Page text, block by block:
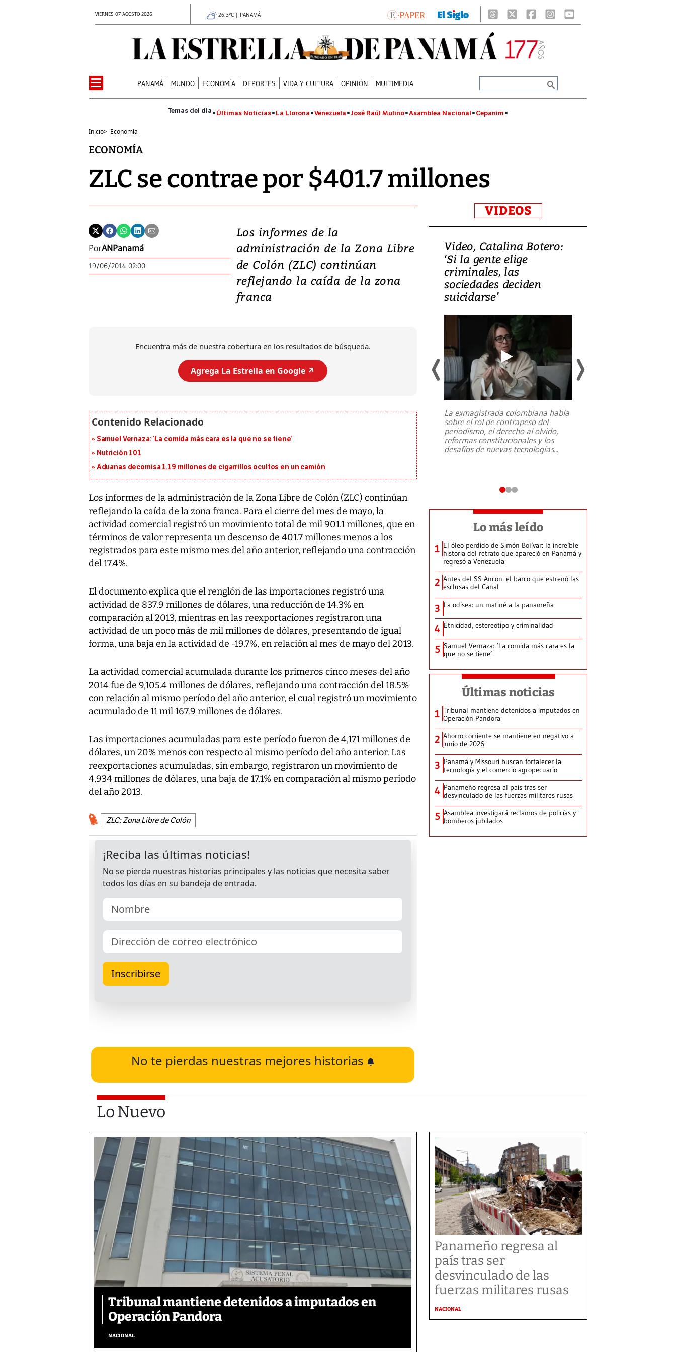
VIERNES 07 AGOSTO 2026 26.3°C | PANAMÁ
PANAMÁ MUNDO ECONOMÍA DEPORTES VIDA Y CULTURA OPINIÓN MULTIMEDIA
Últimas Noticias La Llorona Venezuela José Raúl Mulino Asamblea Nacional Cepanim
Inicio> Economía
ECONOMÍA
ZLC se contrae por $401.7 millones
PorANPanamá
19/06/2014 02:00
Los informes de la
administración de la Zona Libre
de Colón (ZLC) continúan
reflejando la caída de la zona
franca
Encuentra más de nuestra cobertura en los resultados de búsqueda.
Agrega La Estrella en Google ↗️
Samuel Vernaza: ‘La comida más cara es la que no se tiene’
Nutrición 101
Aduanas decomisa 1,19 millones de cigarrillos ocultos en un camión
Los informes de la administración de la Zona Libre de Colón (ZLC) continúan
reflejando la caída de la zona franca. Para el cierre del mes de mayo, la
actividad comercial registró un movimiento total de mil 901.1 millones, que en
términos de valor representa un descenso de 401.7 millones menos a los
registrados para este mismo mes del año anterior, reflejando una contracción
del 17.4%.
El documento explica que el renglón de las importaciones registró una
actividad de 837.9 millones de dólares, una reducción de 14.3% en
comparación al 2013, mientras en las reexportaciones registraron una
actividad de un poco más de mil millones de dólares, presentando de igual
forma, una baja en la actividad de -19.7%, en relación al mes de mayo del 2013.
La actividad comercial acumulada durante los primeros cinco meses del año
2014 fue de 9,105.4 millones de dólares, reflejando una contracción del 18.5%
con relación al mismo período del año anterior, el cual registró un movimiento
acumulado de 11 mil 167.9 millones de dólares.
Las importaciones acumuladas para este período fueron de 4,171 millones de
dólares, un 20% menos con respecto al mismo período del año anterior. Las
reexportaciones acumuladas, sin embargo, registraron un movimiento de
4,934 millones de dólares, una baja de 17.1% en comparación al mismo período
del año 2013.
ZLC: Zona Libre de Colón
No te pierdas nuestras mejores historias
VIDEOS
Video, Japón: Terremoto
deja heridos y graves
daños en Kumamoto
al sur de Japón, provocando una
Video, Catalina Botero:
‘Si la gente elige
criminales, las
sociedades deciden
suicidarse’
La exmagistrada colombiana habla
sobre el rol de contrapeso del
periodismo, el derecho al olvido,
reformas constitucionales y los
desafíos de nuevas tecnologías...
Lo más leído
1 El óleo perdido de Simón Bolívar: la increíble
historia del retrato que apareció en Panamá y
regresó a Venezuela
2 Antes del SS Ancon: el barco que estrenó las
esclusas del Canal
3 La odisea: un matiné a la panameña
4 Etnicidad, estereotipo y criminalidad
5 Samuel Vernaza: ‘La comida más cara es la
que no se tiene’
Últimas noticias
1 Tribunal mantiene detenidos a imputados en
Operación Pandora
2 Ahorro corriente se mantiene en negativo a
junio de 2026
3 Panamá y Missouri buscan fortalecer la
tecnología y el comercio agropecuario
4 Panameño regresa al país tras ser
desvinculado de las fuerzas militares rusas
5 Asamblea investigará reclamos de policías y
bomberos jubilados
Lo Nuevo
Tribunal mantiene detenidos a imputados en
Operación Pandora
NACIONAL
Panameño regresa al
país tras ser
desvinculado de las
fuerzas militares rusas
NACIONAL